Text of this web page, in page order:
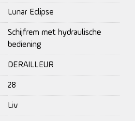
Lunar Eclipse
Schijfrem met hydraulische
bediening
DERAILLEUR
28
Liv